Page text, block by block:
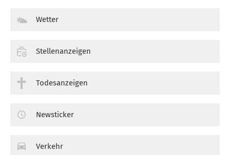
Wetter
Stellenanzeigen
Todesanzeigen
Newsticker
Verkehr